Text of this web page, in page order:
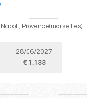
Provence(marseilles)
28/06/2027
€ 1.133